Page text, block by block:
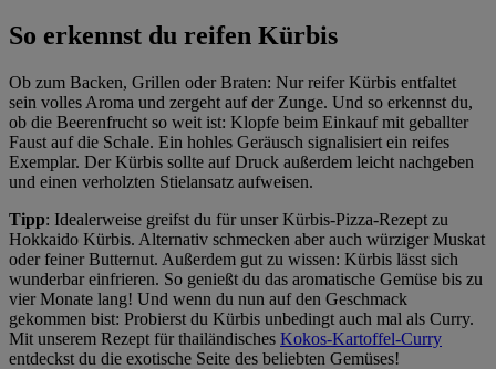
So erkennst du reifen Kürbis
Ob zum Backen, Grillen oder Braten: Nur reifer Kürbis entfaltet
sein volles Aroma und zergeht auf der Zunge. Und so erkennst du,
ob die Beerenfrucht so weit ist: Klopfe beim Einkauf mit geballter
Faust auf die Schale. Ein hohles Geräusch signalisiert ein reifes
Exemplar. Der Kürbis sollte auf Druck außerdem leicht nachgeben
und einen verholzten Stielansatz aufweisen.
Tipp: Idealerweise greifst du für unser Kürbis-Pizza-Rezept zu
Hokkaido Kürbis. Alternativ schmecken aber auch würziger Muskat
oder feiner Butternut. Außerdem gut zu wissen: Kürbis lässt sich
wunderbar einfrieren. So genießt du das aromatische Gemüse bis zu
vier Monate lang! Und wenn du nun auf den Geschmack
gekommen bist: Probierst du Kürbis unbedingt auch mal als Curry.
Mit unserem Rezept für thailändisches Kokos-Kartoffel-Curry
entdeckst du die exotische Seite des beliebten Gemüses!